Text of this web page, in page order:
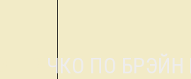
9 ЧКО ПО